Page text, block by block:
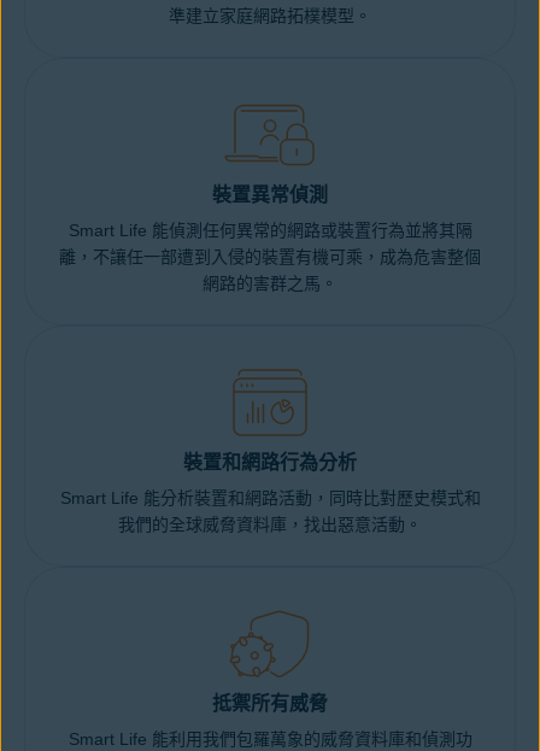
準建立家庭網路拓樸模型。
裝置異常偵測
Smart Life 能偵測任何異常的網路或裝置行為並將其隔
離，不讓任一部遭到入侵的裝置有機可乘，成為危害整個
網路的害群之馬。
裝置和網路行為分析
Smart Life 能分析裝置和網路活動，同時比對歷史模式和
我們的全球威脅資料庫，找出惡意活動。
抵禦所有威脅
Smart Life 能利用我們包羅萬象的威脅資料庫和偵測功